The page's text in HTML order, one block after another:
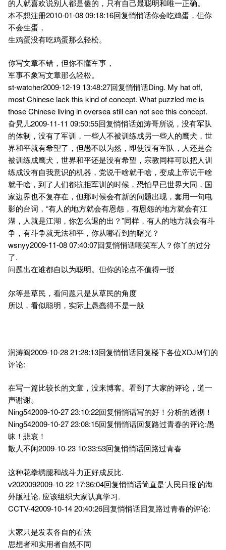
的人就喜欢说别人都是傻的，只有自己最聪明和唯一正确。
本不想注册2010-01-08 09:18:16回复悄悄话你会吃鸡蛋，但你
不会生蛋，
生鸡蛋没有吃鸡蛋那么轻松。
你写文章不错，但你不懂军事，
军事不象写文章那么轻松。
st-watcher2009-12-19 13:48:27回复悄悄话Ding. My hat off,
most Chinese lack this kind of concept. What puzzled me is
those Chinese living in oversea still can not see this concept.
旮旯儿2009-11-11 09:50:55回复悄悄话如涛哥所说，没有军队
的体制，没有了军训，一些人不被训练成另一些人的鹰犬，世
界和平就有希望了，但愚不以为然，即使没有军队，人还是会
被训练成鹰犬，世界和平还是没有希望，宗教同样可以把人训
练成没有自我意识的机器，党说干啥就干啥，变成上帝说干啥
就干啥，到了人们都抗拒军训的时候，恐怕早已世界大同，国
家边界也不复存在，但那时候会有新的问题出现，套用一句电
影的台词，“有人的地方就会有恩怨，有恩怨的地方就会有江
湖，人就是江湖，你怎么退的出？”同样，有人的地方就会有斗
争，有斗争就无法和平，你从哪看到的曙光？
wsnyy2009-11-08 07:40:07回复悄悄话嘲笑军人？你丫的过分
了.
问题出在谁都自以为聪明。但你的论点不值得一驳
尔等是草民，看问题只是从草民的角度
所以，看似聪明，实际上愚蠢得不是一般
润涛阎2009-10-28 21:28:13回复悄悄话回复楼下各位XDJM们的
评论:
在写一篇比较长的文章，没来博客。看到了大家的评论，道一
声谢谢。
Ning542009-10-27 23:10:22回复悄悄话写的好！分析的透彻！
Ning542009-10-27 23:08:15回复悄悄话回复路过青春的评论:愚
昧！悲哀！
散人不闲2009-10-23 10:33:53回复悄悄话回路过青春
这种花拳绣腿和战斗力正好成反比.
v2020092009-10-22 17:36:04回复悄悄话简直是’人民日报’的海
外版社论. 应该组织大家认真学习.
CCTV-42009-10-14 20:40:26回复悄悄话回复路过青春的评论:
大家只是发表各自的看法
思想者和实用者自然不同